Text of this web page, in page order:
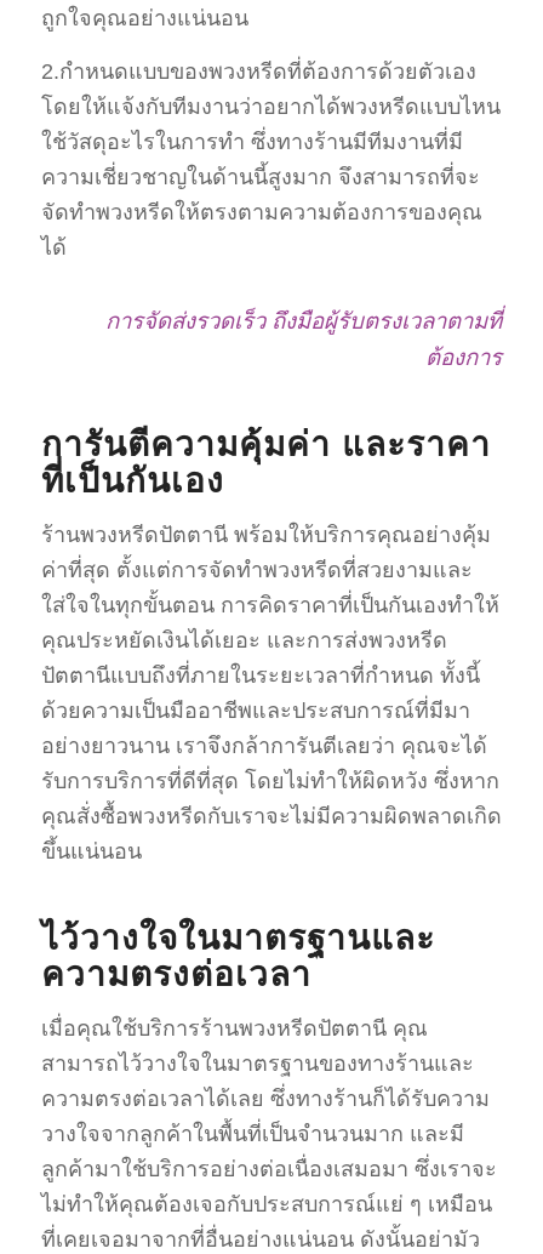
ถูกใจคุณอย่างแน่นอน
2.กำหนดแบบของพวงหรีดที่ต้องการด้วยตัวเอง
โดยให้แจ้งกับทีมงานว่าอยากได้พวงหรีดแบบไหน
ใช้วัสดุอะไรในการทำ ซึ่งทางร้านมีทีมงานที่มี
ความเชี่ยวชาญในด้านนี้สูงมาก จึงสามารถที่จะ
จัดทำพวงหรีดให้ตรงตามความต้องการของคุณ
ได้
การจัดส่งรวดเร็ว ถึงมือผู้รับตรงเวลาตามที่
ต้องการ
การันตีความคุ้มค่า และราคา
ที่เป็นกันเอง
ร้านพวงหรีดปัตตานี พร้อมให้บริการคุณอย่างคุ้ม
ค่าที่สุด ตั้งแต่การจัดทำพวงหรีดที่สวยงามและ
ใส่ใจในทุกขั้นตอน การคิดราคาที่เป็นกันเองทำให้
คุณประหยัดเงินได้เยอะ และการส่งพวงหรีด
ปัตตานีแบบถึงที่ภายในระยะเวลาที่กำหนด ทั้งนี้
ด้วยความเป็นมืออาชีพและประสบการณ์ที่มีมา
อย่างยาวนาน เราจึงกล้าการันตีเลยว่า คุณจะได้
รับการบริการที่ดีที่สุด โดยไม่ทำให้ผิดหวัง ซึ่งหาก
คุณสั่งซื้อพวงหรีดกับเราจะไม่มีความผิดพลาดเกิด
ขึ้นแน่นอน
ไว้วางใจในมาตรฐานและ
ความตรงต่อเวลา
เมื่อคุณใช้บริการร้านพวงหรีดปัตตานี คุณ
สามารถไว้วางใจในมาตรฐานของทางร้านและ
ความตรงต่อเวลาได้เลย ซึ่งทางร้านก็ได้รับความ
วางใจจากลูกค้าในพื้นที่เป็นจำนวนมาก และมี
ลูกค้ามาใช้บริการอย่างต่อเนื่องเสมอมา ซึ่งเราจะ
ไม่ทำให้คุณต้องเจอกับประสบการณ์แย่ ๆ เหมือน
ที่เคยเจอมาจากที่อื่นอย่างแน่นอน ดังนั้นอย่ามัว